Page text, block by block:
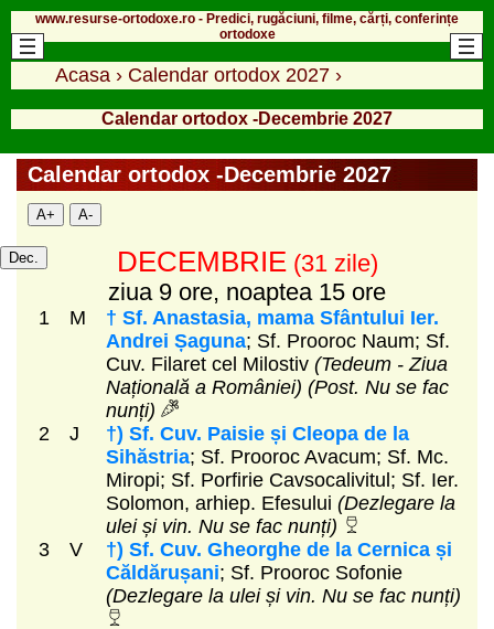
www.resurse-ortodoxe.ro - Predici, rugăciuni, filme, cărți, conferințe
ortodoxe
Acasa › Calendar ortodox 2027 ›
Calendar ortodox -Decembrie 2027
Calendar ortodox -Decembrie 2027
A+ A-
Dec. DECEMBRIE(31 zile)
ziua 9 ore, noaptea 15 ore
1 M
† Sf. Anastasia, mama Sfântului Ier.
Andrei Șaguna; Sf. Prooroc Naum; Sf.
Cuv. Filaret cel Milostiv (Tedeum - Ziua
Națională a României) (Post. Nu se fac
nunți)
2
J
†) Sf. Cuv. Paisie și Cleopa de la
Sihăstria; Sf. Prooroc Avacum; Sf. Mc.
Miropi; Sf. Porfirie Cavsocalivitul; Sf. Ier.
Solomon, arhiep. Efesului (Dezlegare la
ulei și vin. Nu se fac nunți)
3
V
†) Sf. Cuv. Gheorghe de la Cernica și
Căldărușani; Sf. Prooroc Sofonie
(Dezlegare la ulei și vin. Nu se fac nunți)